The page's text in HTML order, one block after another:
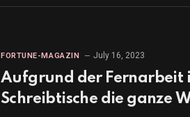
FORTUNE-MAGAZIN July 16, 2023
Aufgrund der Fernarbeit
Schreibtische die ganze